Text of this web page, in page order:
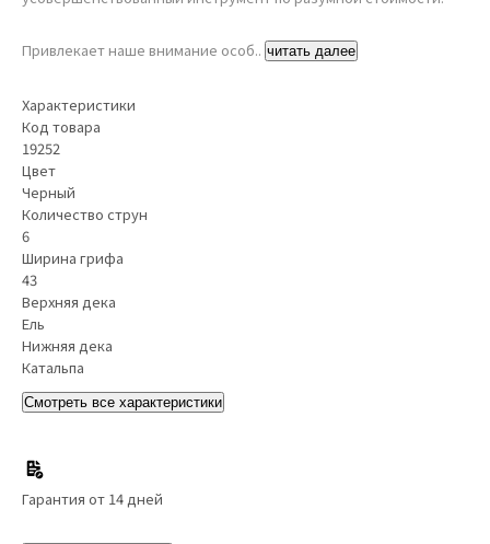
Привлекает наше внимание особ.. читать далее
Характеристики
Код товара
19252
Цвет
Черный
Количество струн
6
Ширина грифа
43
Верхняя дека
Ель
Нижняя дека
Катальпа
Смотреть все характеристики
Гарантия от 14 дней